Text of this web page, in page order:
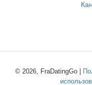
© 2026, FraDatingGo |